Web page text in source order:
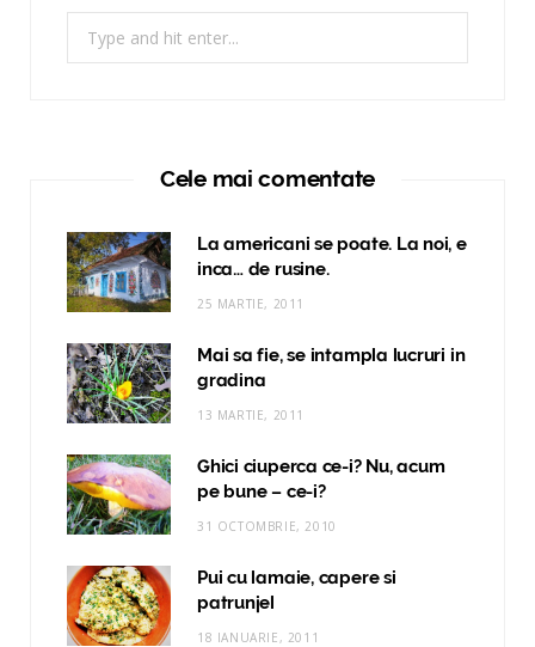
for:
Cele mai comentate
La americani se poate. La noi, e
inca… de rusine.
25 MARTIE, 2011
Mai sa fie, se intampla lucruri in
gradina
13 MARTIE, 2011
Ghici ciuperca ce-i? Nu, acum
pe bune – ce-i?
31 OCTOMBRIE, 2010
Pui cu lamaie, capere si
patrunjel
18 IANUARIE, 2011